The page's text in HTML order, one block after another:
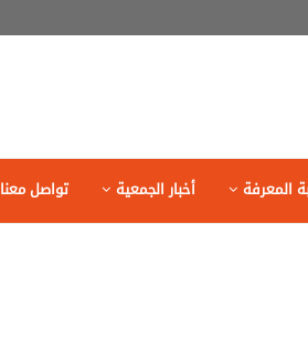
المعرفة أخبار الجمعية تواصل معنا